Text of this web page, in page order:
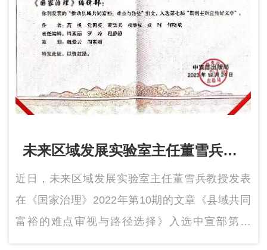
未来区域发展实验室主任董雪兵发
表文章入选中宣部“期刊主题宣传
好文章”
近日，未来区域发展实验室主任董雪兵教授发表
在《国家治理》2022年第10期的文章《县域共同
富裕的难点审视与路径选择》入选中宣部第七